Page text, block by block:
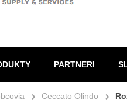
PARTNERI
Ceccato Olindo